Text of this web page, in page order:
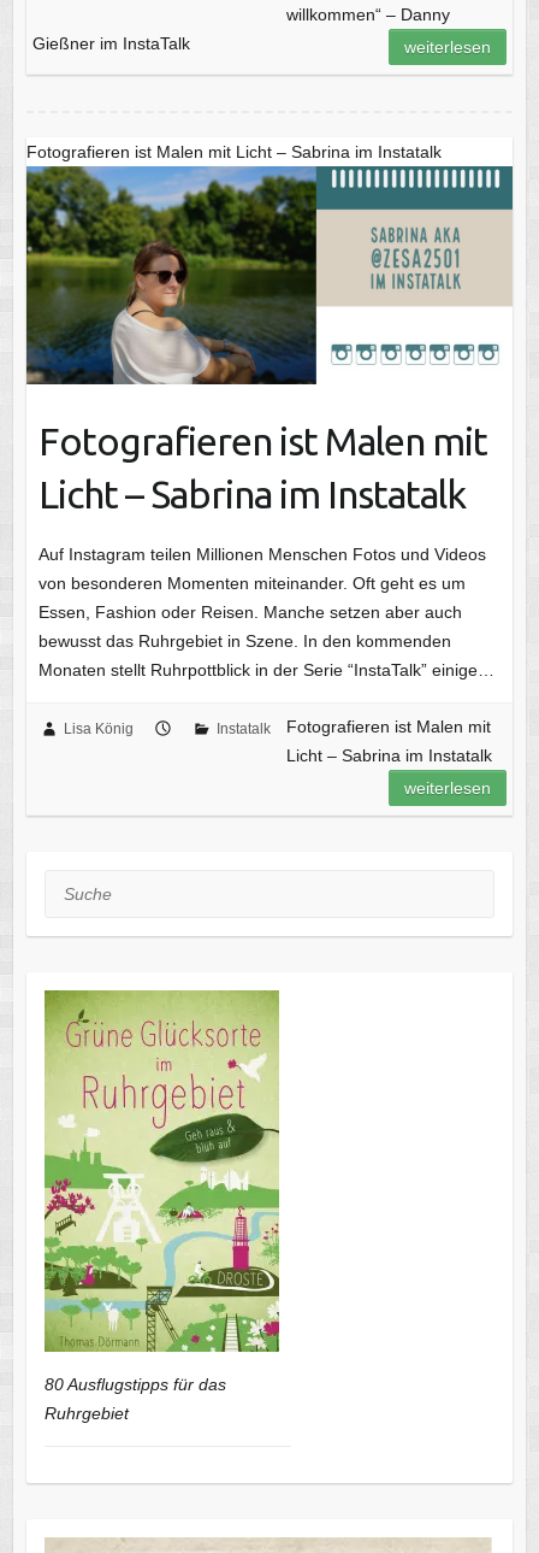
willkommen“ – Danny
Gießner im InstaTalk
weiterlesen
Fotografieren ist Malen mit Licht – Sabrina im Instatalk
Fotografieren ist Malen mit
Licht – Sabrina im Instatalk
Auf Instagram teilen Millionen Menschen Fotos und Videos
von besonderen Momenten miteinander. Oft geht es um
Essen, Fashion oder Reisen. Manche setzen aber auch
bewusst das Ruhrgebiet in Szene. In den kommenden
Monaten stellt Ruhrpottblick in der Serie “InstaTalk” einige…
Lisa König Instatalk
Fotografieren ist Malen mit
Licht – Sabrina im Instatalk
weiterlesen
Suche
80 Ausflugstipps für das
Ruhrgebiet